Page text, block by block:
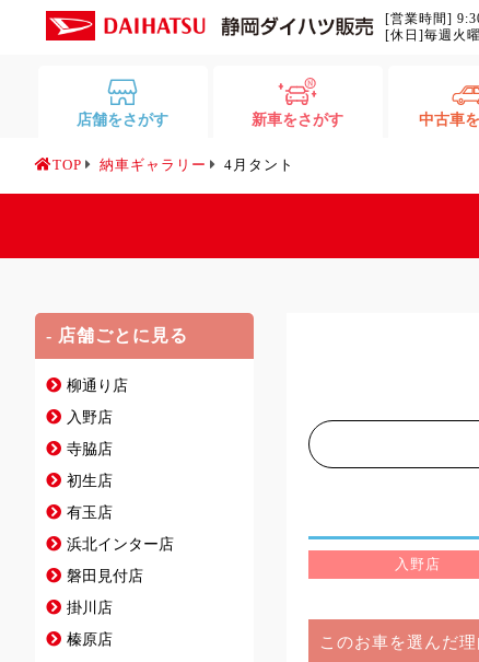
[営業時間]
[休日]毎週火
店舗をさがす 新車をさがす 中古車
TOP 納車ギャラリー 4月タント
- 店舗ごとに見る
柳通り店
入野店
寺脇店
初生店
有玉店
浜北インター店
磐田見付店
掛川店
榛原店
入野店
このお車を選んだ理